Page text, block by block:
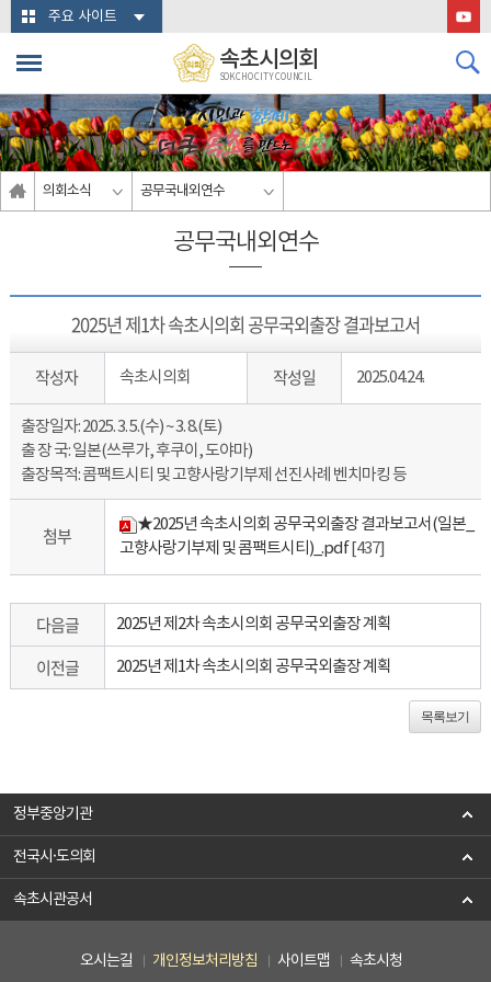
본문바로가기주요 사이트
속초시의회
SOKCHO CITY COUNCIL
의회소식 공무국내외연수
공무국내외연수
2025년 제1차 속초시의회 공무국외출장 결과보고서
작성자 속초시의회 작성일 2025.04.24.
출장일자: 2025. 3. 5.(수) ~ 3. 8.(토)
출 장 국: 일본(쓰루가, 후쿠이, 도야마)
출장목적: 콤팩트시티 및 고향사랑기부제 선진사례 벤치마킹 등
첨부
★2025년 속초시의회 공무국외출장 결과보고서(일본_
고향사랑기부제 및 콤팩트시티)_.pdf [437]
다음글 2025년 제2차 속초시의회 공무국외출장 계획
이전글 2025년 제1차 속초시의회 공무국외출장 계획
목록보기
정부중앙기관
전국시·도의회
속초시관공서
오시는길 개인정보처리방침 사이트맵 속초시청